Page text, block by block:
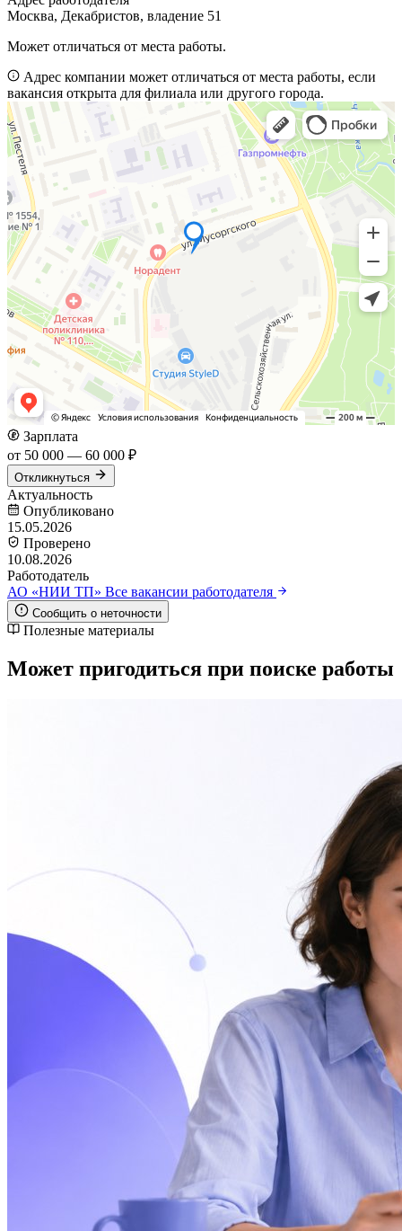
Москва, Декабристов, владение 51
Может отличаться от места работы.
Адрес компании может отличаться от места работы, если
вакансия открыта для филиала или другого города.
Зарплата
от 50 000 — 60 000 ₽
Откликнуться
Актуальность
Опубликовано
15.05.2026
Проверено
10.08.2026
Работодатель
АО «НИИ ТП» Все вакансии работодателя
Сообщить о неточности
Полезные материалы
Может пригодиться при поиске работы